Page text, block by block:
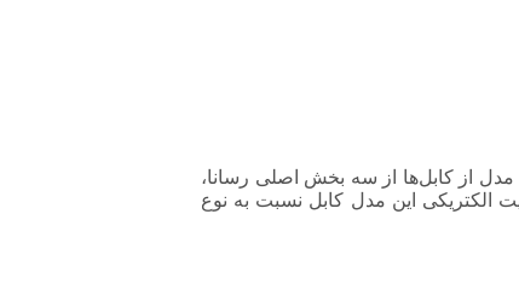
مدل از کابل‌ها از سه بخش اصلی رسانا،
الکتریکی این مدل کابل نسبت به نوع